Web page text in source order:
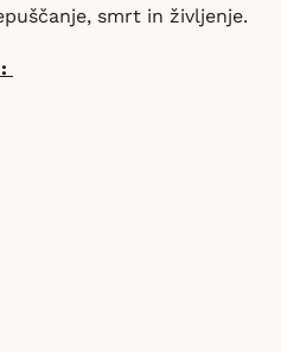
smrt in življenje.